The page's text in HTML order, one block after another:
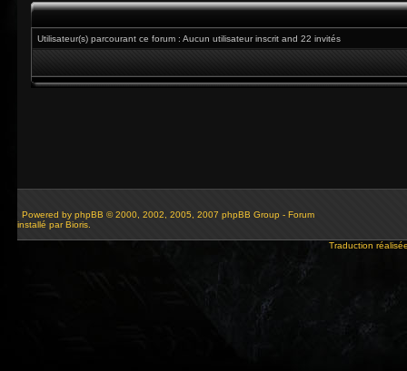
Utilisateur(s) parcourant ce forum : Aucun utilisateur inscrit and 22 invités
Powered by phpBB © 2000, 2002, 2005, 2007 phpBB Group - Forum
installé par Bioris.
Traduction